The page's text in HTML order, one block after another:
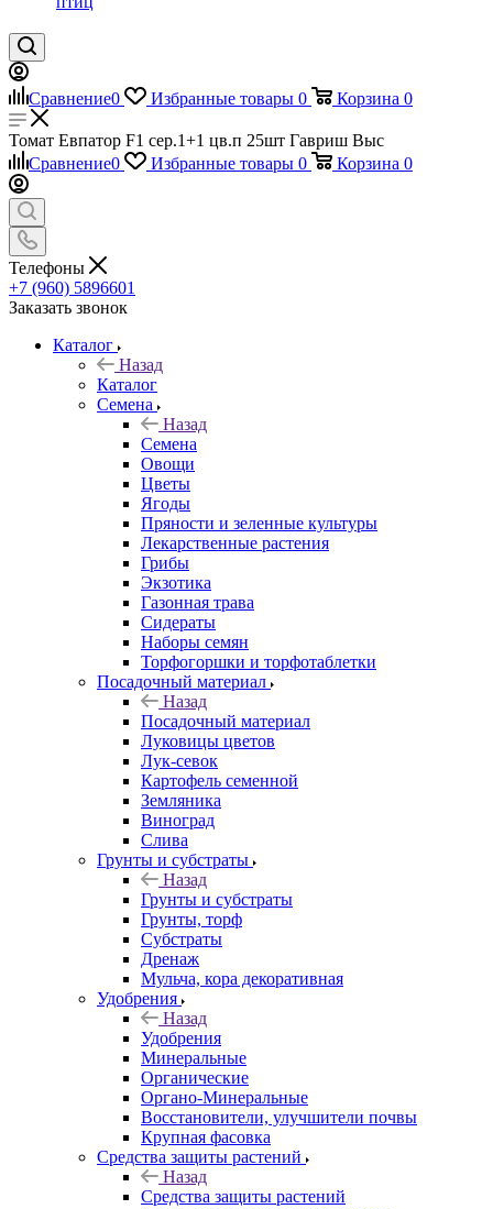
Сравнение0 Избранные товары 0 Корзина 0
Томат Евпатор F1 сер.1+1 цв.п 25шт Гавриш Выс
Сравнение0 Избранные товары 0 Корзина 0
Телефоны
+7 (960) 5896601
Заказать звонок
Каталог
Назад
Каталог
Семена
Назад
Семена
Овощи
Цветы
Ягоды
Пряности и зеленные культуры
Лекарственные растения
Грибы
Экзотика
Газонная трава
Сидераты
Наборы семян
Торфогоршки и торфотаблетки
Посадочный материал
Назад
Посадочный материал
Луковицы цветов
Лук-севок
Картофель семенной
Земляника
Виноград
Слива
Грунты и субстраты
Назад
Грунты и субстраты
Грунты, торф
Субстраты
Дренаж
Мульча, кора декоративная
Удобрения
Назад
Удобрения
Минеральные
Органические
Органо-Минеральные
Восстановители, улучшители почвы
Крупная фасовка
Средства защиты растений
Назад
Средства защиты растений